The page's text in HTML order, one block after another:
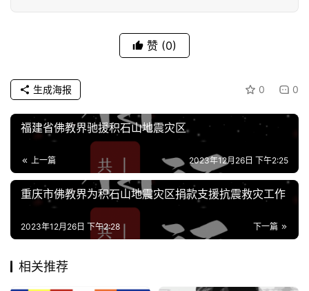
点
音
高
僧
访
乐
赞 (0)
0 0
生成海报
福建省佛教界驰援积石山地震灾区
上一篇 2023年12月26日 下午2:25
重庆市佛教界为积石山地震灾区捐款支援抗震救灾工作
下一篇
2023年12月26日 下午2:28
相关推荐